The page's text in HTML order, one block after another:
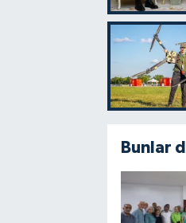
Bunlar